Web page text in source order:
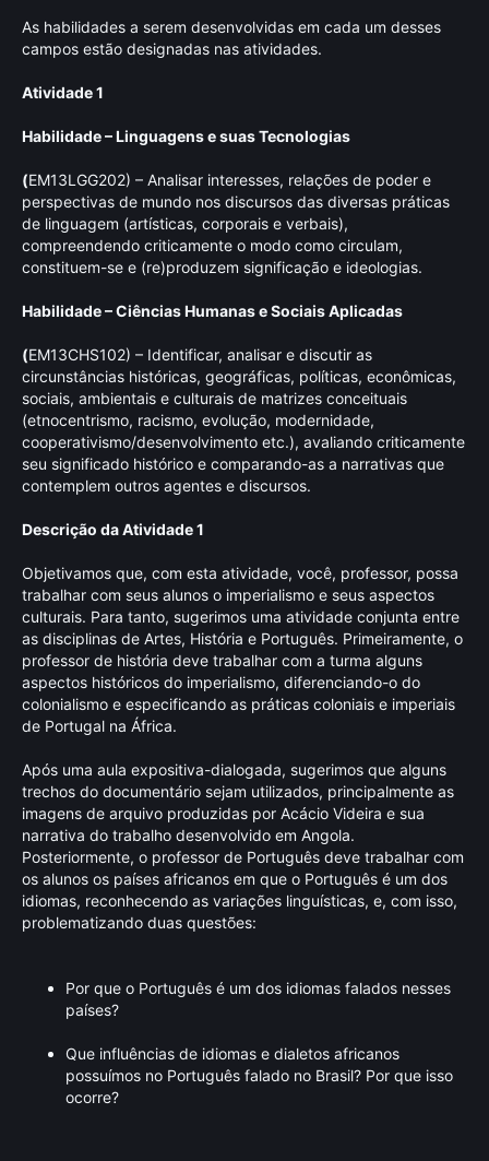
As habilidades a serem desenvolvidas em cada um desses
campos estão designadas nas atividades.
Atividade 1
Habilidade – Linguagens e suas Tecnologias
(EM13LGG202) – Analisar interesses, relações de poder e
perspectivas de mundo nos discursos das diversas práticas
de linguagem (artísticas, corporais e verbais),
compreendendo criticamente o modo como circulam,
constituem-se e (re)produzem significação e ideologias.
Habilidade – Ciências Humanas e Sociais Aplicadas
(EM13CHS102) – Identificar, analisar e discutir as
circunstâncias históricas, geográficas, políticas, econômicas,
sociais, ambientais e culturais de matrizes conceituais
(etnocentrismo, racismo, evolução, modernidade,
cooperativismo/desenvolvimento etc.), avaliando criticamente
seu significado histórico e comparando-as a narrativas que
contemplem outros agentes e discursos.
Descrição da Atividade 1
Objetivamos que, com esta atividade, você, professor, possa
trabalhar com seus alunos o imperialismo e seus aspectos
culturais. Para tanto, sugerimos uma atividade conjunta entre
as disciplinas de Artes, História e Português. Primeiramente, o
professor de história deve trabalhar com a turma alguns
aspectos históricos do imperialismo, diferenciando-o do
colonialismo e especificando as práticas coloniais e imperiais
de Portugal na África.
Após uma aula expositiva-dialogada, sugerimos que alguns
trechos do documentário sejam utilizados, principalmente as
imagens de arquivo produzidas por Acácio Videira e sua
narrativa do trabalho desenvolvido em Angola.
Posteriormente, o professor de Português deve trabalhar com
os alunos os países africanos em que o Português é um dos
idiomas, reconhecendo as variações linguísticas, e, com isso,
problematizando duas questões:
Por que o Português é um dos idiomas falados nesses
países?
Que influências de idiomas e dialetos africanos
possuímos no Português falado no Brasil? Por que isso
ocorre?